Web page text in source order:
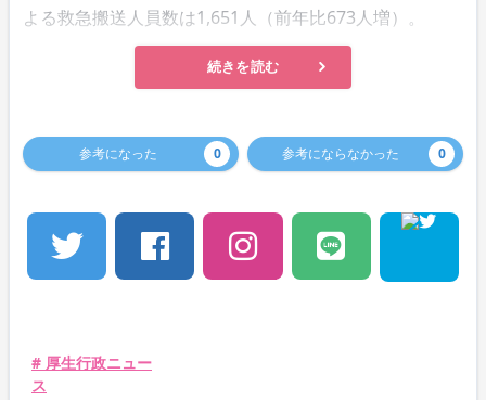
よる救急搬送人員数は1,651人（前年比673人増）。
続きを読む
参考になった 0 参考にならなかった 0
# 厚生行政ニュー
ス